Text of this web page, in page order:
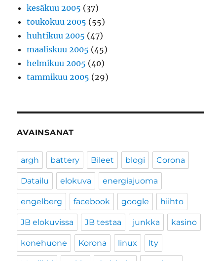
kesäkuu 2005 (37)
toukokuu 2005 (55)
huhtikuu 2005 (47)
maaliskuu 2005 (45)
helmikuu 2005 (40)
tammikuu 2005 (29)
AVAINSANAT
argh battery Bileet blogi Corona
Datailu elokuva energiajuoma
engelberg facebook google hiihto
JB elokuvissa JB testaa junkka kasino
konehuone Korona linux lty